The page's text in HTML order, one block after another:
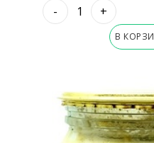
- +
В